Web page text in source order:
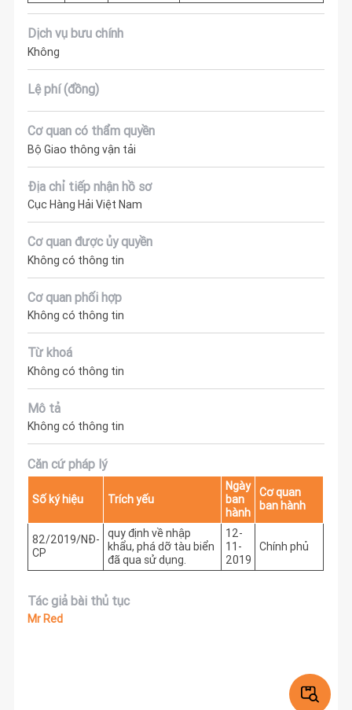
Dịch vụ bưu chính
Không
Lệ phí (đồng)
Cơ quan có thẩm quyền
Bộ Giao thông vận tải
Địa chỉ tiếp nhận hồ sơ
Cục Hàng Hải Việt Nam
Cơ quan được ủy quyền
Không có thông tin
Cơ quan phối hợp
Không có thông tin
Từ khoá
Không có thông tin
Mô tả
Không có thông tin
Căn cứ pháp lý
Số ký hiệu Trích yếu
Ngày
ban
hành
Cơ quan
ban hành
82/2019/NĐ-
CP
quy định về nhập
khẩu, phá dỡ tàu biển
đã qua sử dụng.
12-
11-
2019
Chính phủ
Tác giả bài thủ tục
Mr Red